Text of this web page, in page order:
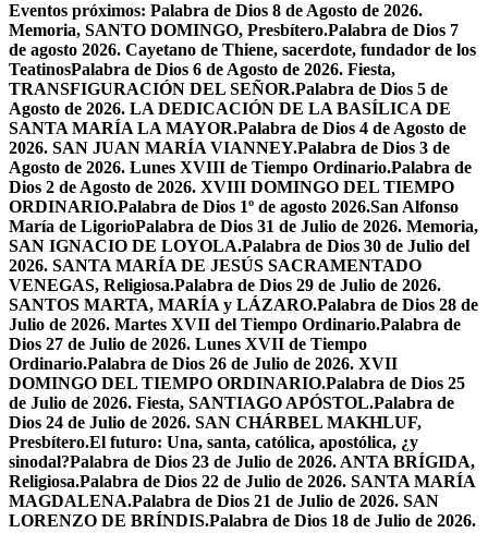
Eventos próximos: Palabra de Dios 8 de Agosto de 2026.
Memoria, SANTO DOMINGO, Presbítero.Palabra de Dios 7
de agosto 2026. Cayetano de Thiene, sacerdote, fundador de los
TeatinosPalabra de Dios 6 de Agosto de 2026. Fiesta,
TRANSFIGURACIÓN DEL SEÑOR.Palabra de Dios 5 de
Agosto de 2026. LA DEDICACIÓN DE LA BASÍLICA DE
SANTA MARÍA LA MAYOR.Palabra de Dios 4 de Agosto de
2026. SAN JUAN MARÍA VIANNEY.Palabra de Dios 3 de
Agosto de 2026. Lunes XVIII de Tiempo Ordinario.Palabra de
Dios 2 de Agosto de 2026. XVIII DOMINGO DEL TIEMPO
ORDINARIO.Palabra de Dios 1º de agosto 2026.San Alfonso
María de LigorioPalabra de Dios 31 de Julio de 2026. Memoria,
SAN IGNACIO DE LOYOLA.Palabra de Dios 30 de Julio del
2026. SANTA MARÍA DE JESÚS SACRAMENTADO
VENEGAS, Religiosa.Palabra de Dios 29 de Julio de 2026.
SANTOS MARTA, MARÍA y LÁZARO.Palabra de Dios 28 de
Julio de 2026. Martes XVII del Tiempo Ordinario.Palabra de
Dios 27 de Julio de 2026. Lunes XVII de Tiempo
Ordinario.Palabra de Dios 26 de Julio de 2026. XVII
DOMINGO DEL TIEMPO ORDINARIO.Palabra de Dios 25
de Julio de 2026. Fiesta, SANTIAGO APÓSTOL.Palabra de
Dios 24 de Julio de 2026. SAN CHÁRBEL MAKHLUF,
Presbítero.El futuro: Una, santa, católica, apostólica, ¿y
sinodal?Palabra de Dios 23 de Julio de 2026. ANTA BRÍGIDA,
Religiosa.Palabra de Dios 22 de Julio de 2026. SANTA MARÍA
MAGDALENA.Palabra de Dios 21 de Julio de 2026. SAN
LORENZO DE BRÍNDIS.Palabra de Dios 18 de Julio de 2026.